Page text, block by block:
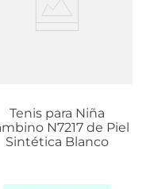
Tenis para Niña
N7217 de Piel
Sintética Blanco